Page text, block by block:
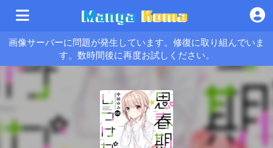
画像サーバーに問題が発生しています。修復に取り組んでいま
す。数時間後に再度お試しください。